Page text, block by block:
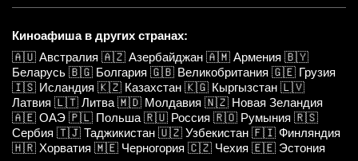
Киноафиша в других странах:
🇦🇺 Австралия 🇦🇿 Азербайджан 🇦🇲 Армения 🇧🇾
Беларусь 🇧🇬 Болгария 🇬🇧 Великобритания 🇬🇪 Грузия
🇮🇸 Исландия 🇰🇿 Казахстан 🇰🇬 Кыргызстан 🇱🇻
Латвия 🇱🇹 Литва 🇲🇩 Молдавия 🇳🇿 Новая Зеландия
🇦🇪 ОАЭ 🇵🇱 Польша 🇷🇺 Россия 🇷🇴 Румыния 🇷🇸
Сербия 🇹🇯 Таджикистан 🇺🇿 Узбекистан 🇫🇮 Финляндия
🇭🇷 Хорватия 🇲🇪 Черногория 🇨🇿 Чехия 🇪🇪 Эстония